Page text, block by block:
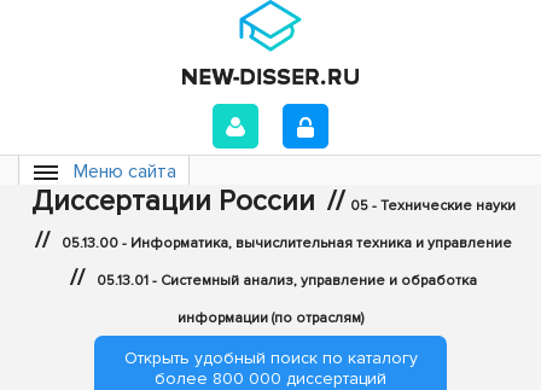
Меню сайта
Диссертации России // 05 - Технические науки
// 05.13.00 - Информатика, вычислительная техника и управление
// 05.13.01 - Системный анализ, управление и обработка
информации (по отраслям)
Открыть удобный поиск по каталогу
более 800 000 диссертаций